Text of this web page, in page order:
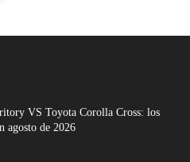
VS Toyota Corolla Cross: los
agosto de 2026